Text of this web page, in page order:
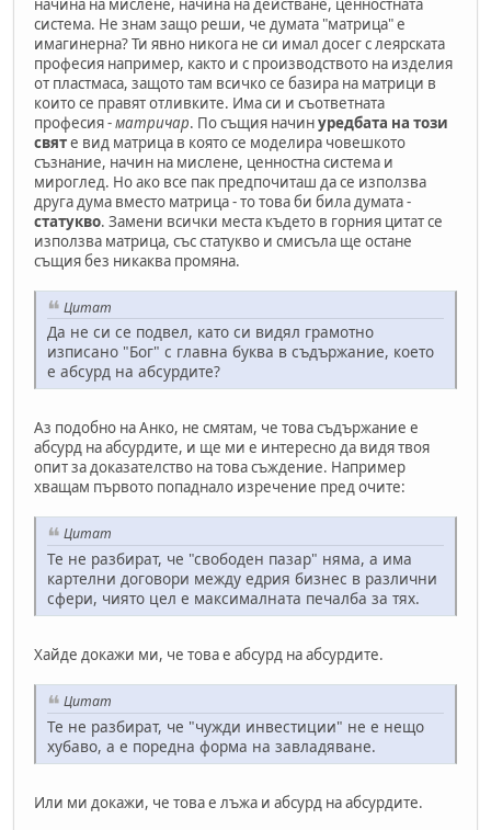
система. Не знам защо реши, че думата "матрица" е
имагинерна? Ти явно никога не си имал досег с леярската
професия например, както и с производството на изделия
от пластмаса, защото там всичко се базира на матрици в
които се правят отливките. Има си и съответната
професия -матричар. По същия начинуредбата на този
святе вид матрица в която се моделира човешкото
съзнание, начин на мислене, ценностна система и
мироглед. Но ако все пак предпочиташ да се използва
друга дума вместо матрица - то това би била думата -
статукво. Замени всички места където в горния цитат се
използва матрица, със статукво и смисъла ще остане
същия без никаква промяна.
Цитат
Да не си се подвел, като си видял грамотно
изписано "Бог" с главна буква в съдържание, което
е абсурд на абсурдите?
Аз подобно на Анко, не смятам, че това съдържание е
абсурд на абсурдите, и ще ми е интересно да видя твоя
опит за доказателство на това съждение. Например
хващам първото попаднало изречение пред очите:
Цитат
Те не разбират, че "свободен пазар" няма, а има
картелни договори между едрия бизнес в различни
сфери, чиято цел е максималната печалба за тях.
Хайде докажи ми, че това е абсурд на абсурдите.
Цитат
Те не разбират, че "чужди инвестиции" не е нещо
хубаво, а е поредна форма на завладяване.
Или ми докажи, че това е лъжа и абсурд на абсурдите.